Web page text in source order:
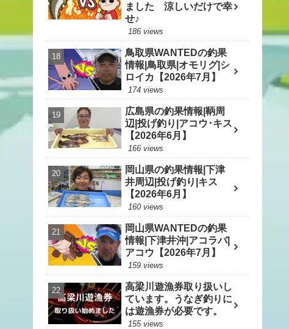
ました 涼しいだけで幸
せ♪
186 views
鳥取県WANTEDの釣果
情報|鳥取県|オモリグ|シ
ロイカ【2026年7月】
174 views
広島県の釣果情報|鞆周
辺|投げ釣り|アコウ･キス
【2026年6月】
166 views
岡山県の釣果情報|下津
井周辺|投げ釣り|キス
【2026年6月】
160 views
岡山県WANTEDの釣果
情報|下津井沖|アコラバ|
アコウ【2026年7月】
159 views
高梁川遊漁券取り扱いし
ています。うなぎ釣りに
は遊漁券が必要です。
155 views